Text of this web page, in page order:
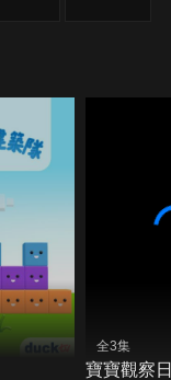
全3集
寶寶觀察